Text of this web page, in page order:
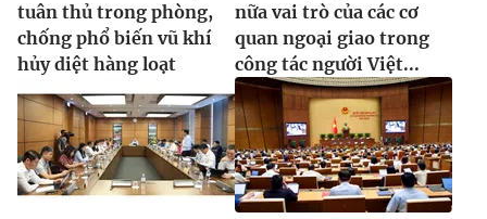
tuân thủ trong phòng,
chống phổ biến vũ khí
hủy diệt hàng loạt
nữa vai trò của các cơ
quan ngoại giao trong
công tác người Việt...